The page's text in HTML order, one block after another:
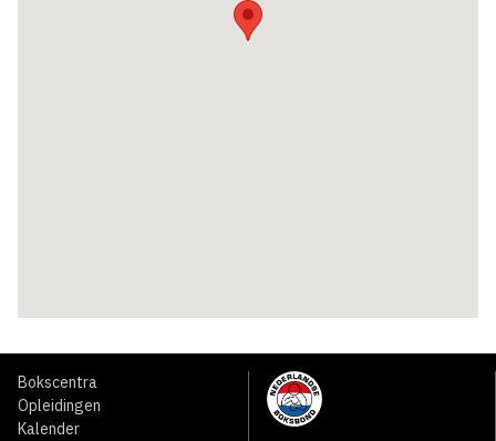
Bokscentra
Opleidingen
Kalender